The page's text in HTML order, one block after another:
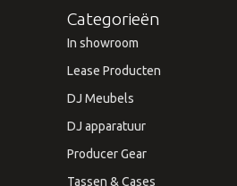
Categorieën
In showroom
Lease Producten
DJ Meubels
DJ apparatuur
Producer Gear
Tassen & Cases